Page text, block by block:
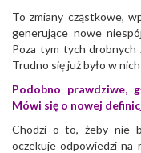
To zmiany cząstkowe,
generujące nowe
Poza tym tych drobnych
Trudno się już było w
Podobno prawdziwe,
Mówi się o nowej
Chodzi o to, żeby nie
oczekuje odpowiedzi na